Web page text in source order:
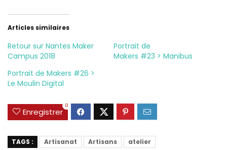
Articles similaires
Retour sur Nantes Maker
Campus 2018
Portrait de
Makers #23 > Manibus
Portrait de Makers #26 >
Le Moulin Digital
Enregistrer
0
TAGS : Artisanat Artisans atelier